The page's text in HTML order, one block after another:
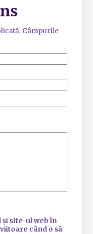
Câmpurile
site-ul web în
când o să